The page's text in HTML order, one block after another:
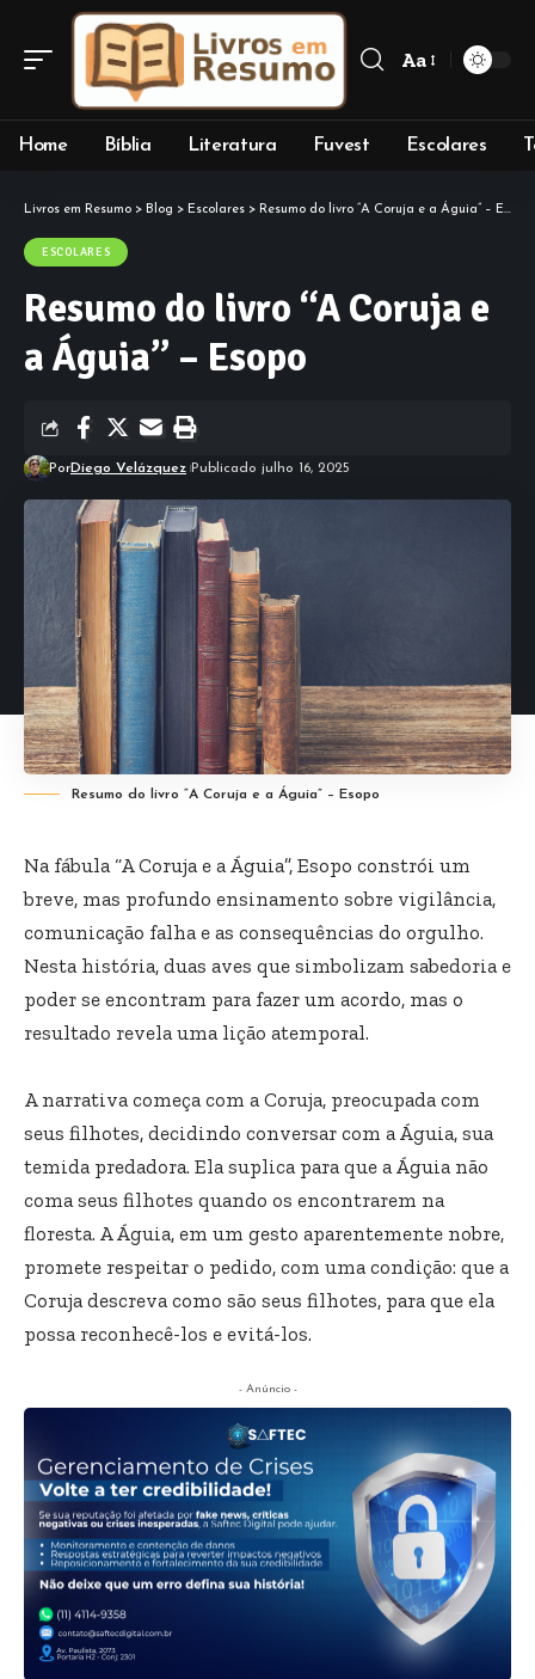
Font
Aa
Home Bíblia Literatura Fuvest Escolares
Livros em Resumo > Blog > Escolares > Resumo do livro “A Coruja e a Águia” – Esopo
ESCOLARES
Resumo do livro “A Coruja e
a Águia” – Esopo
PorDiego Velázquez Publicado julho 16, 2025
Resumo do livro “A Coruja e a Águia” – Esopo
Na fábula “A Coruja e a Águia”, Esopo constrói um
breve, mas profundo ensinamento sobre vigilância,
comunicação falha e as consequências do orgulho.
Nesta história, duas aves que simbolizam sabedoria e
poder se encontram para fazer um acordo, mas o
resultado revela uma lição atemporal.
A narrativa começa com a Coruja, preocupada com
seus filhotes, decidindo conversar com a Águia, sua
temida predadora. Ela suplica para que a Águia não
coma seus filhotes quando os encontrarem na
floresta. A Águia, em um gesto aparentemente nobre,
promete respeitar o pedido, com uma condição: que a
Coruja descreva como são seus filhotes, para que ela
possa reconhecê-los e evitá-los.
- Anúncio -